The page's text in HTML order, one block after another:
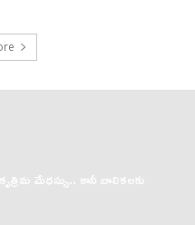
మేధస్సు.. కానీ బాలికలకు